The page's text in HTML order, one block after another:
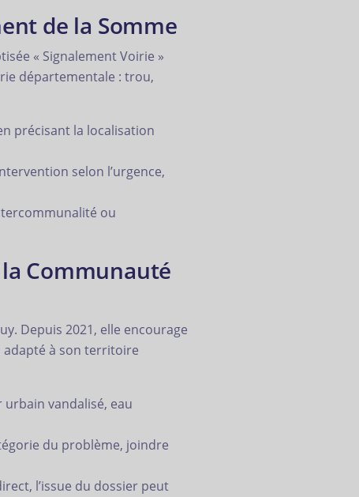
de la Somme
« Signalement Voirie »
départementale : trou,
précisant la localisation
selon l’urgence,
ou
Communauté
Depuis 2021, elle encourage
adapté à son territoire
vandalisé, eau
du problème, joindre
l’issue du dossier peut